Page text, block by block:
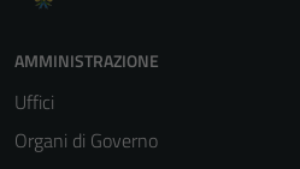
AMMINISTRAZIONE
Uffici
Organi di Governo